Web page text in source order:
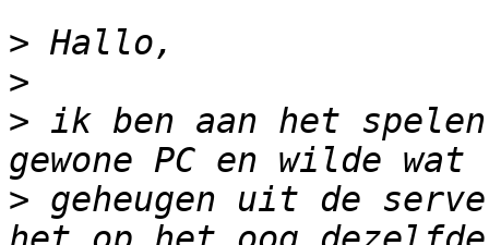
>
>
> ik ben aan het
> geheugen uit de